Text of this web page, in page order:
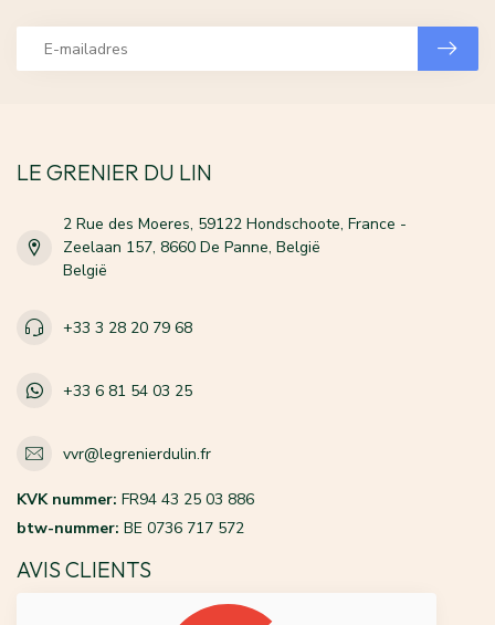
LE GRENIER DU LIN
2 Rue des Moeres, 59122 Hondschoote, France -
Zeelaan 157, 8660 De Panne, België
België
+33 3 28 20 79 68
+33 6 81 54 03 25
vvr@legrenierdulin.fr
KVK nummer: FR94 43 25 03 886
btw-nummer: BE 0736 717 572
AVIS CLIENTS